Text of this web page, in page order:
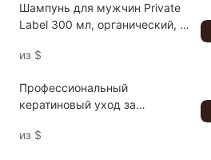
Clean Scalp (Глубокое
очищение кожи головы).
Шампунь для мужчин Private
Label 300 мл, органический, с
из $
Профессиональный
кератиновый уход за
кондиционер с маслом
из $